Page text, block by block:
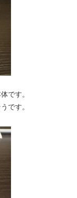
です。
です。